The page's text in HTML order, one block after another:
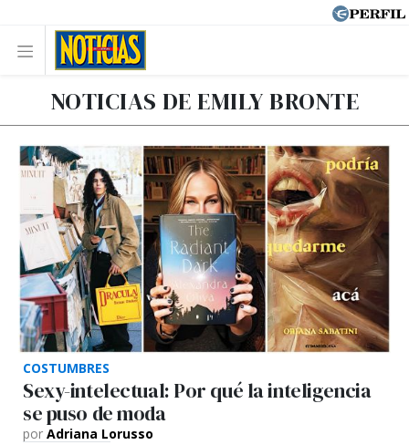
NOTICIAS DE EMILY BRONTE
COSTUMBRES
Sexy-intelectual: Por qué la inteligencia
se puso de moda
por Adriana Lorusso